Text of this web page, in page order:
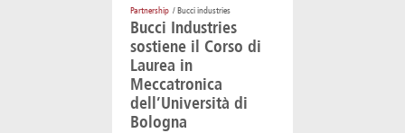
Partnership / Bucci industries
Bucci Industries
sostiene il Corso di
Laurea in
Meccatronica
dell’Università di
Bologna